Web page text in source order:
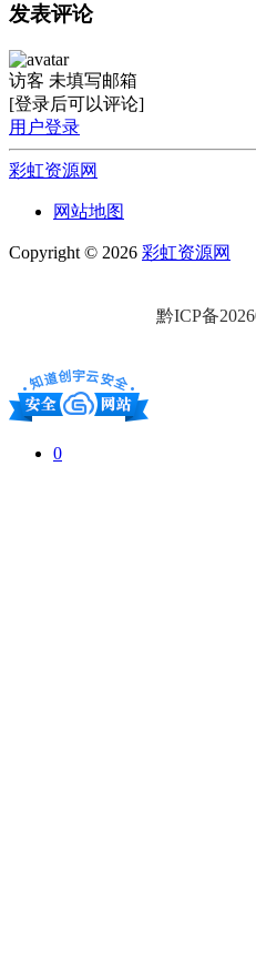
发表评论
访客 未填写邮箱
[登录后可以评论]
用户登录
彩虹资源网
网站地图
Copyright © 2026 彩虹资源网
黔ICP备
0